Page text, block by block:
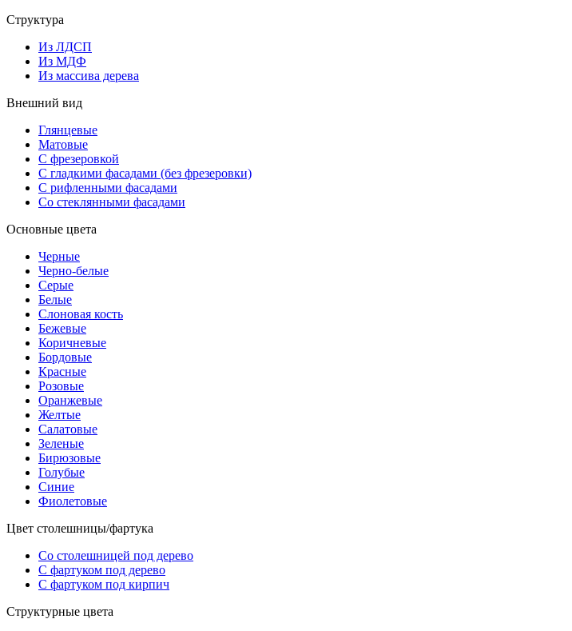
Структура
Из ЛДСП
Из МДФ
Из массива дерева
Внешний вид
Глянцевые
Матовые
С фрезеровкой
С гладкими фасадами (без фрезеровки)
С рифленными фасадами
Со стеклянными фасадами
Основные цвета
Черные
Черно-белые
Серые
Белые
Слоновая кость
Бежевые
Коричневые
Бордовые
Красные
Розовые
Оранжевые
Желтые
Салатовые
Зеленые
Бирюзовые
Голубые
Синие
Фиолетовые
Цвет столешницы/фартука
Со столешницей под дерево
С фартуком под дерево
С фартуком под кирпич
Структурные цвета